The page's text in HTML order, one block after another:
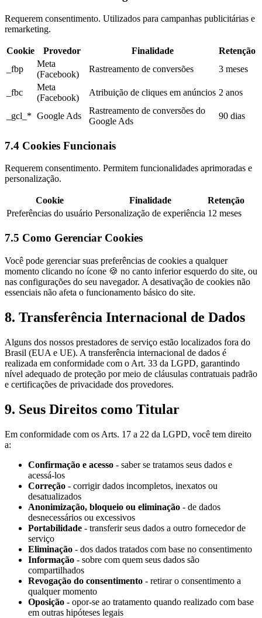
Requerem consentimento. Utilizados para campanhas publicitárias e
remarketing.
Cookie Provedor Finalidade
Retenção
_fbp
Meta
(Facebook)
Rastreamento de conversões 3 meses
_fbc
Meta
(Facebook)
Atribuição de cliques em anúncios 2 anos
_gcl_* Google Ads
Rastreamento de conversões do
Google Ads
90 dias
7.4 Cookies Funcionais
Requerem consentimento. Permitem funcionalidades aprimoradas e
personalização.
Cookie Finalidade
Retenção
Preferências do usuário Personalização de experiência 12 meses
7.5 Como Gerenciar Cookies
Você pode gerenciar suas preferências de cookies a qualquer
momento clicando no ícone 🍪 no canto inferior esquerdo do site, ou
nas configurações do seu navegador. A desativação de cookies não
essenciais não afeta o funcionamento básico do site.
8. Transferência Internacional de Dados
Alguns dos nossos prestadores de serviço estão localizados fora do
Brasil (EUA e UE). A transferência internacional de dados é
realizada em conformidade com o Art. 33 da LGPD, garantindo
nível adequado de proteção por meio de cláusulas contratuais padrão
e certificações de privacidade dos provedores.
9. Seus Direitos como Titular
Em conformidade com os Arts. 17 a 22 da LGPD, você tem direito
a:
Confirmação e acesso - saber se tratamos seus dados e
acessá-los
Correção - corrigir dados incompletos, inexatos ou
desatualizados
Anonimização, bloqueio ou eliminação - de dados
desnecessários ou excessivos
Portabilidade - transferir seus dados a outro fornecedor de
serviço
Eliminação - dos dados tratados com base no consentimento
Informação - sobre com quem seus dados são
compartilhados
Revogação do consentimento - retirar o consentimento a
qualquer momento
Oposição - opor-se ao tratamento quando realizado com base
em outras hipóteses legais